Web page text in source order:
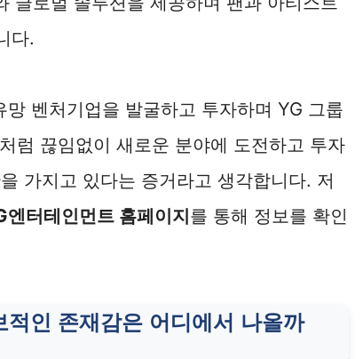
다.
벤처기업을 발굴하고 투자하며 YG 그룹
럼 끊임없이 새로운 분야에 도전하고 투자
가지고 있다는 증거라고 생각합니다. 저
엔터테인먼트 홈페이지를 통해 정보를 확인
인 존재감은 어디에서 나올까